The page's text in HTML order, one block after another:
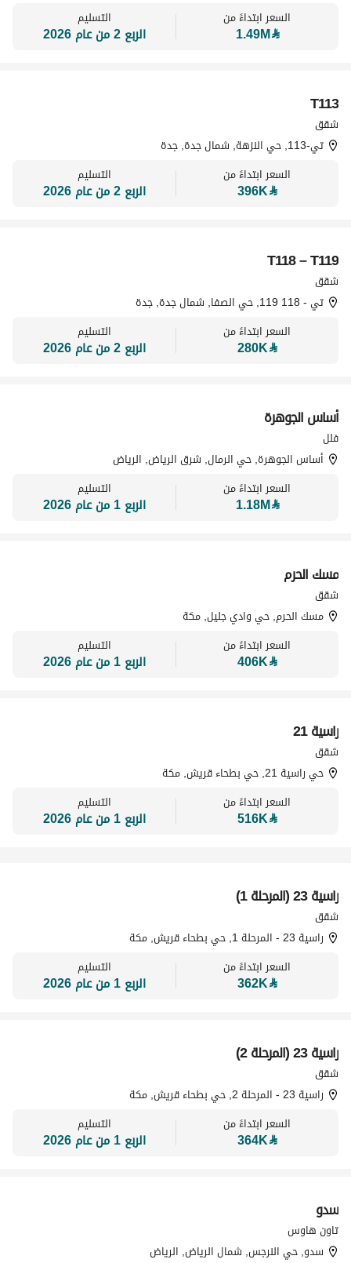
السعر ابتداءً من
⃁
1.49M
التسليم
الربع 2 من عام 2026
تسويق بواسطةT113
شقق
تي-113, حي النزهة, شمال جدة, جدة
السعر ابتداءً من
⃁
396K
التسليم
الربع 2 من عام 2026
تسويق بواسطة
T118 – T119
شقق
تي - 118 119, حي الصفا, شمال جدة, جدة
السعر ابتداءً من
⃁
280K
التسليم
الربع 2 من عام 2026
تسويق بواسطة
أساس الجوهرة
فلل
أساس الجوهرة, حي الرمال, شرق الرياض, الرياض
السعر ابتداءً من
⃁
1.18M
التسليم
الربع 1 من عام 2026
تسويق بواسطة
مسك الحرم
شقق
مسك الحرم, حي وادي جليل, مكة
السعر ابتداءً من
⃁
406K
التسليم
الربع 1 من عام 2026
تسويق بواسطةراسية 21
شقق
حي راسية 21, حي بطحاء قريش, مكة
السعر ابتداءً من
⃁
516K
التسليم
الربع 1 من عام 2026
تسويق بواسطةراسية 23 (المرحلة 1)
شقق
راسية 23 - المرحلة 1, حي بطحاء قريش, مكة
السعر ابتداءً من
⃁
362K
التسليم
الربع 1 من عام 2026
تسويق بواسطةراسية 23 (المرحلة 2)
شقق
راسية 23 - المرحلة 2, حي بطحاء قريش, مكة
السعر ابتداءً من
⃁
364K
التسليم
الربع 1 من عام 2026
تسويق بواسطةسدو
تاون هاوس
سدو, حي النرجس, شمال الرياض, الرياض